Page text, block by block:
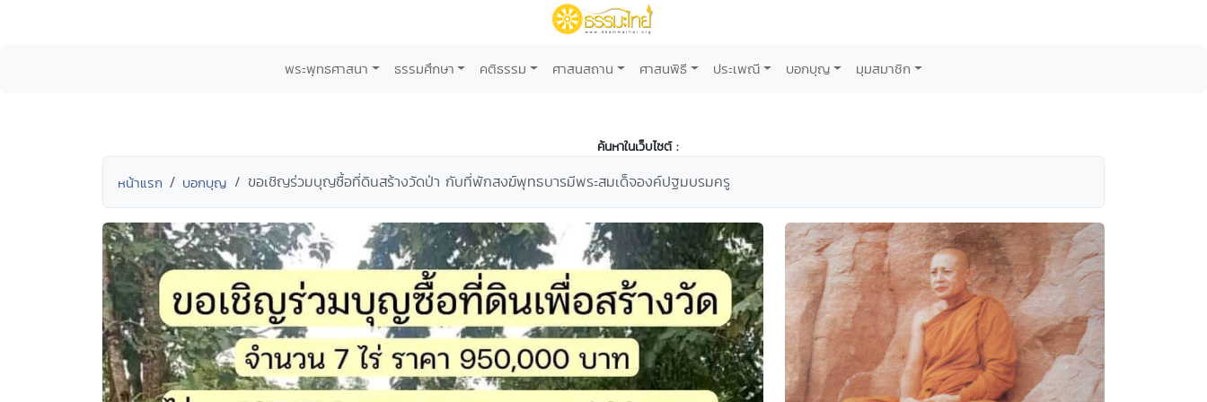
พระพุทธศาสนา ธรรมศึกษา คติธรรม ศาสนสถาน ศาสนพิธี ประเพณี บอกบุญ มุมสมาชิก
ค้นหาในเว็บไซต์ :
หน้าแรก บอกบุญ ขอเชิญร่วมบุญซื้อที่ดินสร้างวัดป่า กับที่พักสงฆ์พุทธบารมีพระสมเด็จองค์ปฐมบรมครู